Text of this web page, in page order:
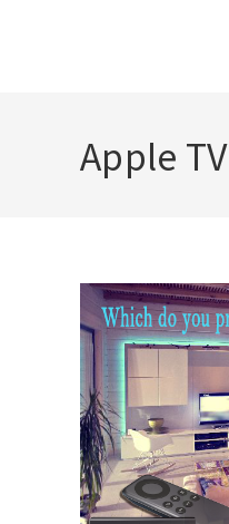
Apple TV